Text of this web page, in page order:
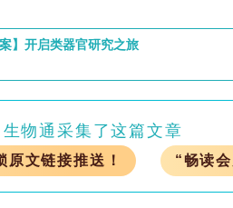
】开启类器官研究之旅
物通采集了这篇文章
文链接推送！ “畅读